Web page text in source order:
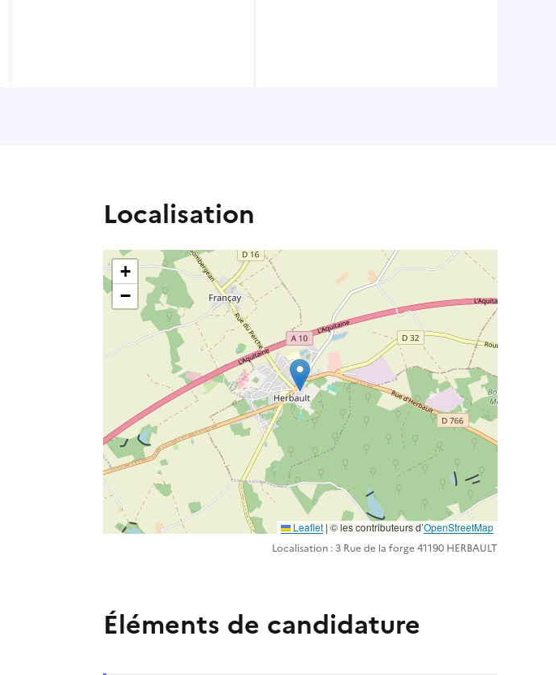
Localisation
+
−
Leaflet| ©️️ les contributeurs d’OpenStreetMap
Localisation : 3 Rue de la forge 41190 HERBAULT
Éléments de candidature